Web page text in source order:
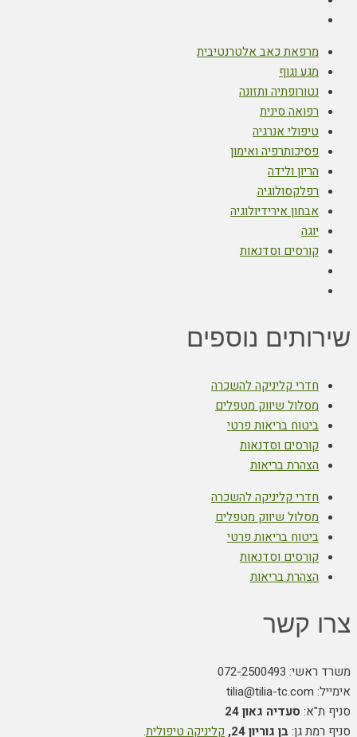
מרפאת כאב אלטרנטיבית
מגע וגוף
נטורופתיה ותזונה
רפואה סינית
טיפולי אנרגיה
פסיכותרפיה ואימון
הריון ולידה
רפלקסולוגיה
אבחון אירידיולוגיה
יוגה
קורסים וסדנאות
שירותים נוספים
חדרי קליניקה להשכרה
מסלול שיווק מטפלים
ביטוח בריאות פרטי
קורסים וסדנאות
הצהרת בריאות
חדרי קליניקה להשכרה
מסלול שיווק מטפלים
ביטוח בריאות פרטי
קורסים וסדנאות
הצהרת בריאות
צרו קשר
משרד ראשי: 072-2500493
אימייל: tilia@tilia-tc.com
סניף ת"א: סעדיה גאון 24
סניף רמת גן:בן גוריון 24, קליניקה טיפולית.